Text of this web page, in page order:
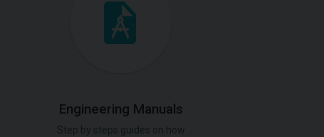
Engineering Manuals